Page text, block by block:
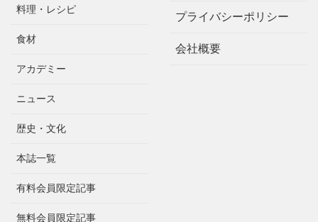
料理・レシピ
食材
アカデミー
ニュース
歴史・文化
本誌一覧
有料会員限定記事
無料会員限定記事
プライバシーポリシー
会社概要